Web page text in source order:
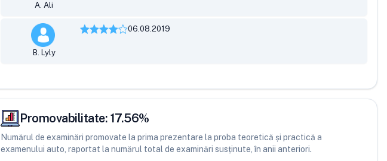
A. Ali
B. Lyly
06.08.2019
Promovabilitate: 17.56%
Numărul de examinări promovate la prima prezentare la proba teoretică și practică a
examenului auto, raportat la numărul total de examinări susținute, în anii anteriori.